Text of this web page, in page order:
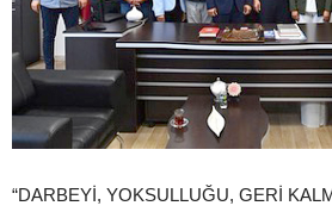
“DARBEYİ, YOKSULLUĞU, GERİ